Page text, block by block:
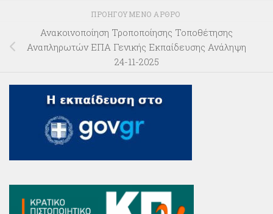
ΠΡΟΗΓΟΎΜΕΝΟ ΆΡΘΡΟ
Ανακοινοποίηση Τροποποίησης Τοποθέτησης
Αναπληρωτών ΕΠΑ Γενικής Εκπαίδευσης Ανάληψη
24-11-2025